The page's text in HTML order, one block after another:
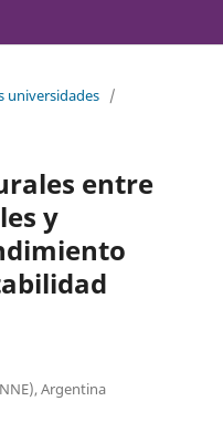
universidades /
entre
y
Argentina